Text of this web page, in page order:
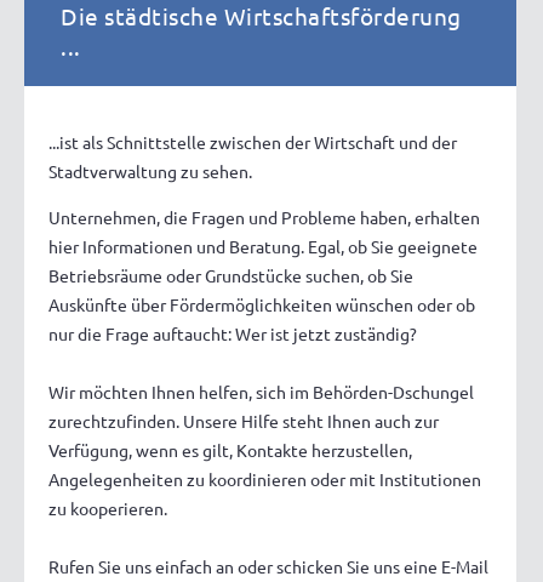
Die städtische Wirtschaftsförderung
...
...ist als Schnittstelle zwischen der Wirtschaft und der
Stadtverwaltung zu sehen.
Unternehmen, die Fragen und Probleme haben, erhalten
hier Informationen und Beratung. Egal, ob Sie geeignete
Betriebsräume oder Grundstücke suchen, ob Sie
Auskünfte über Fördermöglichkeiten wünschen oder ob
nur die Frage auftaucht: Wer ist jetzt zuständig?
Wir möchten Ihnen helfen, sich im Behörden-Dschungel
zurechtzufinden. Unsere Hilfe steht Ihnen auch zur
Verfügung, wenn es gilt, Kontakte herzustellen,
Angelegenheiten zu koordinieren oder mit Institutionen
zu kooperieren.
Rufen Sie uns einfach an oder schicken Sie uns eine E-Mail